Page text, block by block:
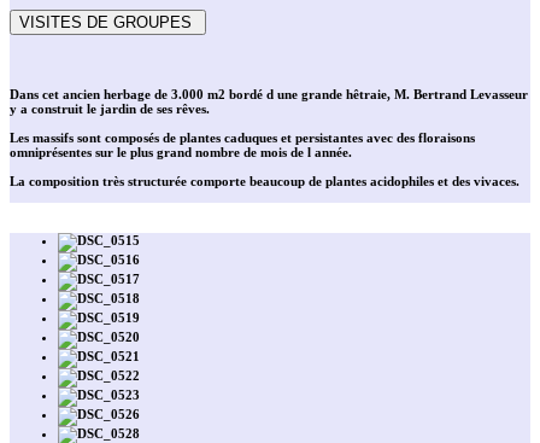
Dans cet ancien herbage de 3.000 m2 bordé d une grande hêtraie, M. Bertrand Levasseur
y a construit le jardin de ses rêves.
Les massifs sont composés de plantes caduques et persistantes avec des floraisons
omniprésentes sur le plus grand nombre de mois de l année.
La composition très structurée comporte beaucoup de plantes acidophiles et des vivaces.